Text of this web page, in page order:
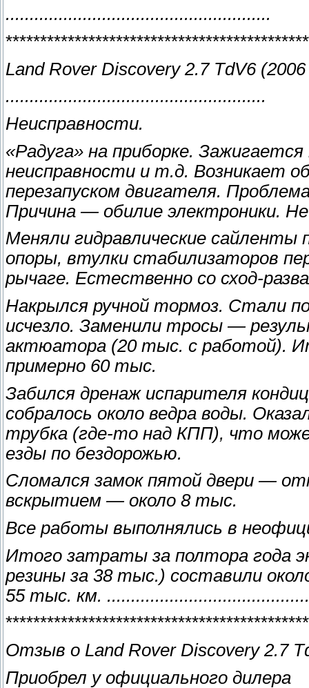
.......................................................
Land Rover Discovery 2.7 TdV6
......................................................
Неисправности.
«Радуга» на приборке.
неисправности и т.д. Возникает
перезапуском двигателя.
Причина — обилие электроники.
Меняли гидравлические сайленты
опоры, втулки стабилизаторов
рычаге. Естественно со сход-
Накрылся ручной тормоз. Стали
исчезло. Заменили тросы —
актюатора (20 тыс. с работой).
примерно 60 тыс.
Забился дренаж испарителя
собралось около ведра воды.
трубка (где-то над КПП), что
езды по бездорожью.
Сломался замок пятой двери —
вскрытием — около 8 тыс.
Все работы выполнялись в
Итого затраты за полтора года
резины за 38 тыс.) составили
55 тыс. км.
Отзыв о Land Rover Discovery 2.7
Приобрел у официального дилера